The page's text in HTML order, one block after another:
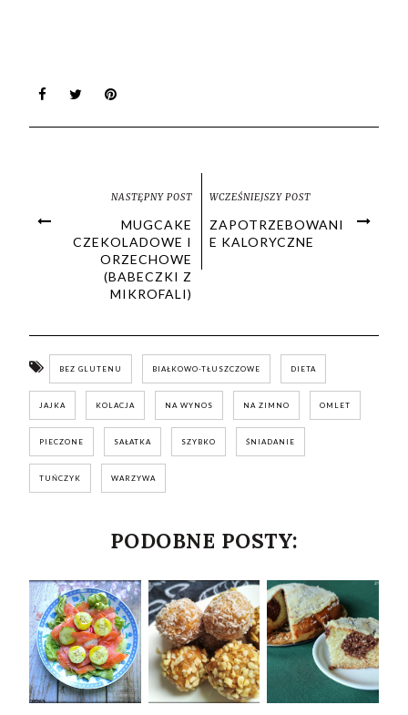
NASTĘPNY POST
MUGCAKE
CZEKOLADOWE I
ORZECHOWE
(BABECZKI Z
MIKROFALI)
WCZEŚNIEJSZY POST
ZAPOTRZEBOWANI
E KALORYCZNE
BEZ GLUTENU BIAŁKOWO-TŁUSZCZOWE DIETA
JAJKA KOLACJA NA WYNOS NA ZIMNO OMLET
PIECZONE SAŁATKA SZYBKO ŚNIADANIE
TUŃCZYK WARZYWA
PODOBNE POSTY: